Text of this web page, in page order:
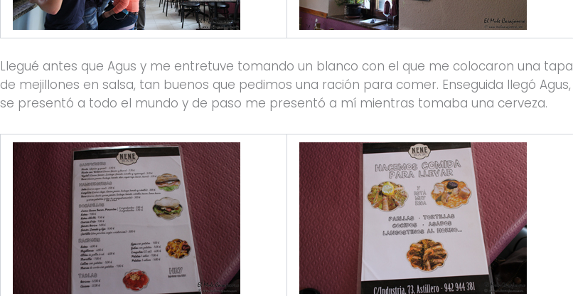
Llegué antes que Agus y me entretuve tomando un blanco con el que me colocaron una tapa
de mejillones en salsa, tan buenos que pedimos una ración para comer. Enseguida llegó Agus,
se presentó a todo el mundo y de paso me presentó a mí mientras tomaba una cerveza.